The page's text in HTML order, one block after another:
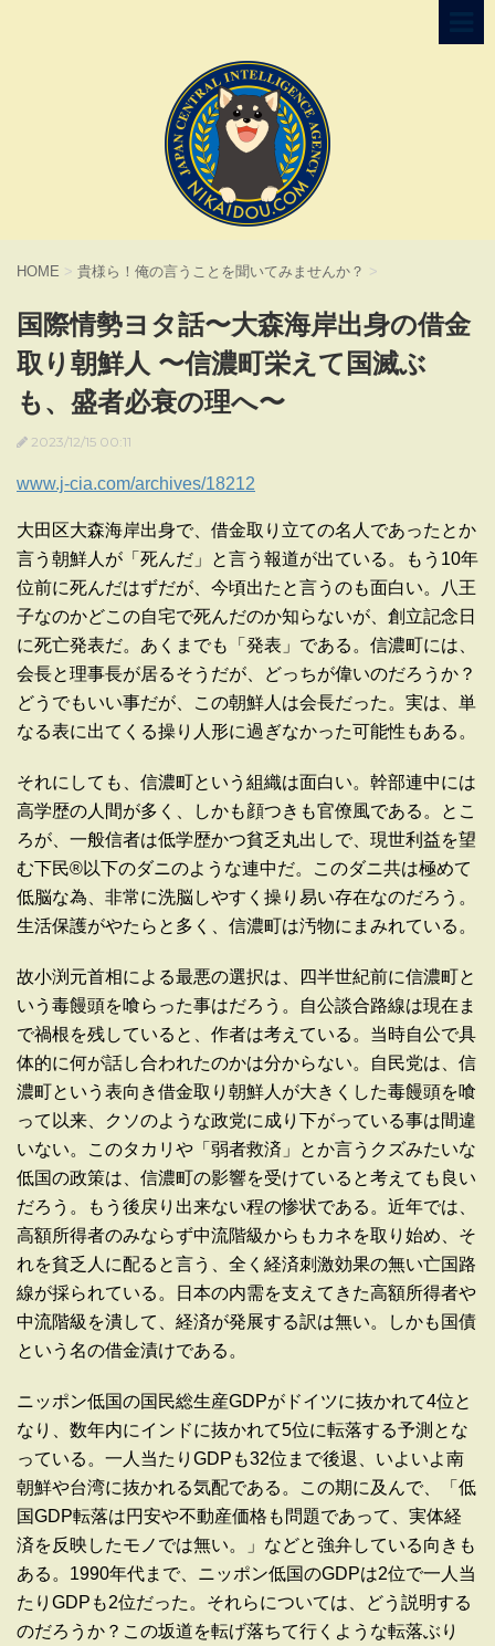
HOME > 貴様ら！俺の言うことを聞いてみませんか？ >
国際情勢ヨタ話〜大森海岸出身の借金
取り朝鮮人 〜信濃町栄えて国滅ぶ
も、盛者必衰の理へ〜
2023/12/15 00:11
www.j-cia.com/archives/18212
大田区大森海岸出身で、借金取り立ての名人であったとか
言う朝鮮人が「死んだ」と言う報道が出ている。もう10年
位前に死んだはずだが、今頃出たと言うのも面白い。八王
子なのかどこの自宅で死んだのか知らないが、創立記念日
に死亡発表だ。あくまでも「発表」である。信濃町には、
会長と理事長が居るそうだが、どっちが偉いのだろうか？
どうでもいい事だが、この朝鮮人は会長だった。実は、単
なる表に出てくる操り人形に過ぎなかった可能性もある。
それにしても、信濃町という組織は面白い。幹部連中には
高学歴の人間が多く、しかも顔つきも官僚風である。とこ
ろが、一般信者は低学歴かつ貧乏丸出しで、現世利益を望
む下民®️以下のダニのような連中だ。このダニ共は極めて
低脳な為、非常に洗脳しやすく操り易い存在なのだろう。
生活保護がやたらと多く、信濃町は汚物にまみれている。
故小渕元首相による最悪の選択は、四半世紀前に信濃町と
いう毒饅頭を喰らった事はだろう。自公談合路線は現在ま
で禍根を残していると、作者は考えている。当時自公で具
体的に何が話し合われたのかは分からない。自民党は、信
濃町という表向き借金取り朝鮮人が大きくした毒饅頭を喰
って以来、クソのような政党に成り下がっている事は間違
いない。このタカリや「弱者救済」とか言うクズみたいな
低国の政策は、信濃町の影響を受けていると考えても良い
だろう。もう後戻り出来ない程の惨状である。近年では、
高額所得者のみならず中流階級からもカネを取り始め、そ
れを貧乏人に配ると言う、全く経済刺激効果の無い亡国路
線が採られている。日本の内需を支えてきた高額所得者や
中流階級を潰して、経済が発展する訳は無い。しかも国債
という名の借金漬けである。
ニッポン低国の国民総生産GDPがドイツに抜かれて4位と
なり、数年内にインドに抜かれて5位に転落する予測とな
っている。一人当たりGDPも32位まで後退、いよいよ南
朝鮮や台湾に抜かれる気配である。この期に及んで、「低
国GDP転落は円安や不動産価格も問題であって、実体経
済を反映したモノでは無い。」などと強弁している向きも
ある。1990年代まで、ニッポン低国のGDPは2位で一人当
たりGDPも2位だった。それらについては、どう説明する
のだろうか？この坂道を転げ落ちて行くような転落ぶり